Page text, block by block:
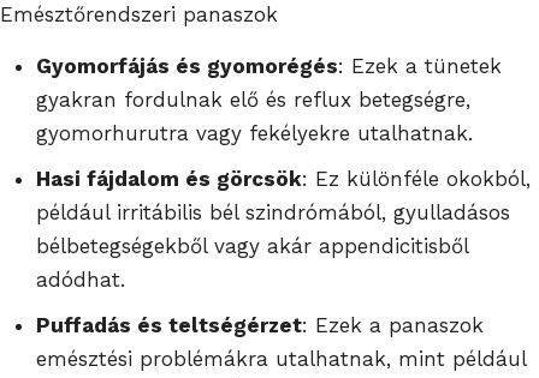
Emésztőrendszeri panaszok
Gyomorfájás és gyomorégés: Ezek a tünetek
gyakran fordulnak elő és reflux betegségre,
gyomorhurutra vagy fekélyekre utalhatnak.
Hasi fájdalom és görcsök: Ez különféle okokból,
például irritábilis bél szindrómából, gyulladásos
bélbetegségekből vagy akár appendicitisből
adódhat.
Puffadás és teltségérzet: Ezek a panaszok
emésztési problémákra utalhatnak, mint például